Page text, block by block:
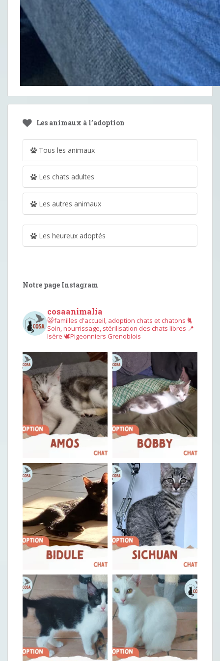
Les animaux à l’adoption
Tous les animaux
Les chats adultes
Les autres animaux
Les heureux adoptés
Notre page Instagram
cosaanimalia
😺familles d'accueil, adoption chats et chatons 🐈
Soin, nourrissage, stérilisation des chats libres 📍
Isère 🕊︎Pigeonniers Grenoblois